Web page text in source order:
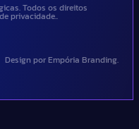
Todos os direitos
privacidade..
Design por Empória Branding.